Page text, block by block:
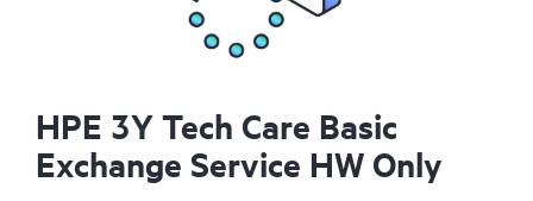
HPE 3Y Tech Care Basic
Exchange Service HW Only